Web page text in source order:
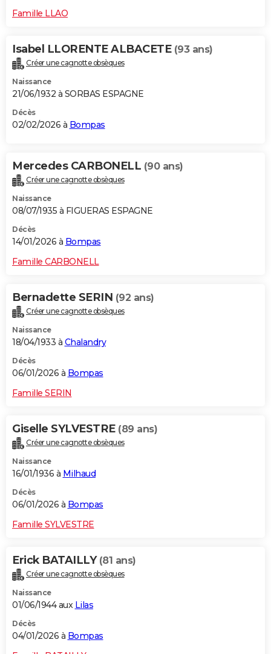
Famille LLAO
Isabel LLORENTE ALBACETE (93 ans)
Créer une cagnotte obsèques
Naissance
21/06/1932 à SORBAS ESPAGNE
Décès
02/02/2026 à Bompas
Mercedes CARBONELL (90 ans)
Créer une cagnotte obsèques
Naissance
08/07/1935 à FIGUERAS ESPAGNE
Décès
14/01/2026 à Bompas
Famille CARBONELL
Bernadette SERIN (92 ans)
Créer une cagnotte obsèques
Naissance
18/04/1933 à Chalandry
Décès
06/01/2026 à Bompas
Famille SERIN
Giselle SYLVESTRE (89 ans)
Créer une cagnotte obsèques
Naissance
16/01/1936 à Milhaud
Décès
06/01/2026 à Bompas
Famille SYLVESTRE
Erick BATAILLY (81 ans)
Créer une cagnotte obsèques
Naissance
01/06/1944 aux Lilas
Décès
04/01/2026 à Bompas